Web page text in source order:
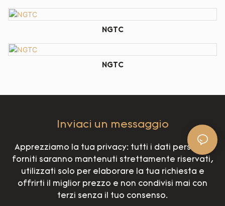
NGTC
NGTC
Inviaci un messaggio
Apprezziamo la tua privacy: tutti i dati personali
forniti saranno mantenuti strettamente riservati,
utilizzati solo per elaborare la tua richiesta e
offrirti il miglior prezzo e non condivisi mai con
terzi senza il tuo consenso.